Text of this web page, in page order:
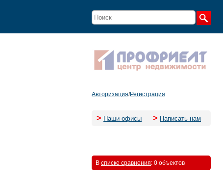
Авторизация/Регистрация
> Наши офисы > Написать нам
В списке сравнения: 0 объектов